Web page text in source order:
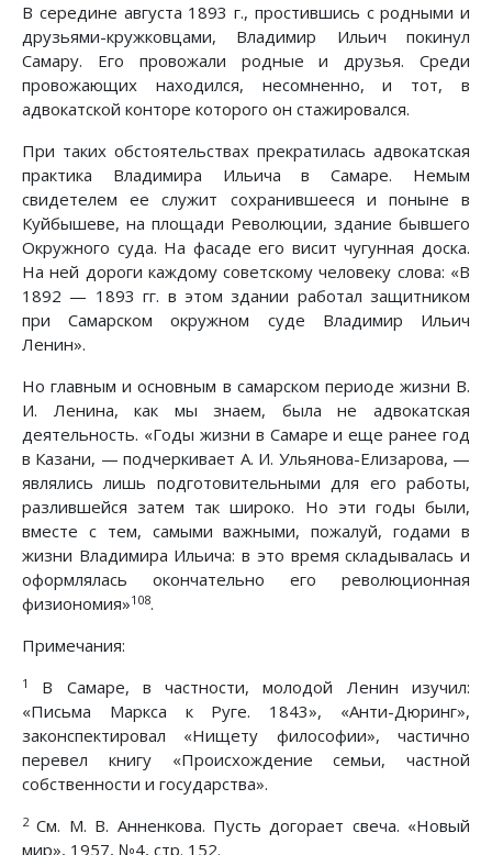
В середине августа 1893 г., простившись с родными и
друзьями-кружковцами, Владимир Ильич покинул
Самару. Его провожали родные и друзья. Среди
провожающих находился, несомненно, и тот, в
адвокатской конторе которого он стажировался.
При таких обстоятельствах прекратилась адвокатская
практика Владимира Ильича в Самаре. Немым
свидетелем ее служит сохранившееся и поныне в
Куйбышеве, на площади Революции, здание бывшего
Окружного суда. На фасаде его висит чугунная доска.
На ней дороги каждому советскому человеку слова: «В
1892 — 1893 гг. в этом здании работал защитником
при Самарском окружном суде Владимир Ильич
Ленин».
Но главным и основным в самарском периоде жизни В.
И. Ленина, как мы знаем, была не адвокатская
деятельность. «Годы жизни в Самаре и еще ранее год
в Казани, — подчеркивает А. И. Ульянова-Елизарова, —
являлись лишь подготовительными для его работы,
разлившейся затем так широко. Но эти годы были,
вместе с тем, самыми важными, пожалуй, годами в
жизни Владимира Ильича: в это время складывалась и
оформлялась окончательно его революционная
физиономия»108.
Примечания:
1
В Самаре, в частности, молодой Ленин изучил:
«Письма Маркса к Руге. 1843», «Анти-Дюринг»,
законспектировал «Нищету философии», частично
перевел книгу «Происхождение семьи, частной
собственности и государства».
2См. М. В. Анненкова. Пусть догорает свеча. «Новый
мир», 1957, №4, стр. 152.